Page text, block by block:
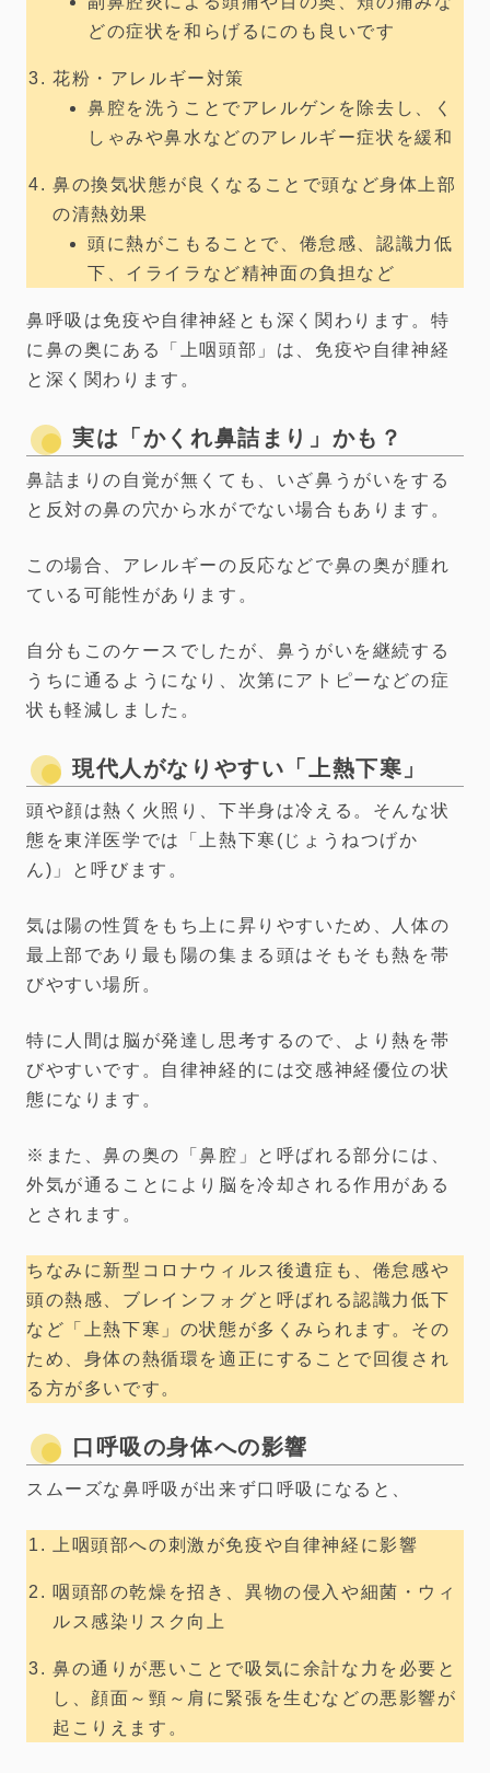
どの症状を和らげるにのも良いです
花粉・アレルギー対策
鼻腔を洗うことでアレルゲンを除去し、く
しゃみや鼻水などのアレルギー症状を緩和
鼻の換気状態が良くなることで頭など身体上部
の清熱効果
頭に熱がこもることで、倦怠感、認識力低
下、イライラなど精神面の負担など
鼻呼吸は免疫や自律神経とも深く関わります。特
に鼻の奥にある「上咽頭部」は、免疫や自律神経
と深く関わります。
実は「かくれ鼻詰まり」かも？
鼻詰まりの自覚が無くても、いざ鼻うがいをする
と反対の鼻の穴から水がでない場合もあります。
この場合、アレルギーの反応などで鼻の奥が腫れ
ている可能性があります。
自分もこのケースでしたが、鼻うがいを継続する
うちに通るようになり、次第にアトピーなどの症
状も軽減しました。
現代人がなりやすい「上熱下寒」
頭や顔は熱く火照り、下半身は冷える。そんな状
態を東洋医学では「上熱下寒(じょうねつげか
ん)」と呼びます。
気は陽の性質をもち上に昇りやすいため、人体の
最上部であり最も陽の集まる頭はそもそも熱を帯
びやすい場所。
特に人間は脳が発達し思考するので、より熱を帯
びやすいです。自律神経的には交感神経優位の状
態になります。
※また、鼻の奥の「鼻腔」と呼ばれる部分には、
外気が通ることにより脳を冷却される作用がある
とされます。
ちなみに新型コロナウィルス後遺症も、倦怠感や
頭の熱感、ブレインフォグと呼ばれる認識力低下
など「上熱下寒」の状態が多くみられます。その
ため、身体の熱循環を適正にすることで回復され
る方が多いです。
口呼吸の身体への影響
スムーズな鼻呼吸が出来ず口呼吸になると、
上咽頭部への刺激が免疫や自律神経に影響
咽頭部の乾燥を招き、異物の侵入や細菌・ウィ
ルス感染リスク向上
鼻の通りが悪いことで吸気に余計な力を必要と
し、顔面～頸～肩に緊張を生むなどの悪影響が
起こりえます。